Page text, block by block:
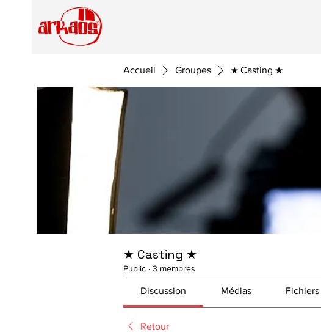
Accueil Groupes ★ Casting ★
★ Casting ★
Public · 3 membres
Discussion Médias Fichiers
Retour